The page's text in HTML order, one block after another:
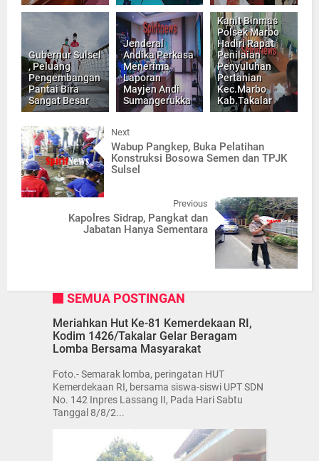
Gubernur Sulsel
, Peluang
Pengembangan
Pantai Bira
Sangat Besar
Jenderal
Andika Perkasa
Menerima
Laporan
Mayjen Andi
Sumangerukka
Kanit Binmas
Polsek Marbo
Hadiri Rapat
Penilaian
Penyuluhan
Pertanian
Kec.Marbo
Kab.Takalar
Next
Wabup Pangkep, Buka Pelatihan
Konstruksi Bosowa Semen dan TPJK
Sulsel
Previous
Kapolres Sidrap, Pangkat dan
Jabatan Hanya Sementara
SEMUA POSTINGAN
Meriahkan Hut Ke-81 Kemerdekaan RI,
Kodim 1426/Takalar Gelar Beragam
Lomba Bersama Masyarakat
Foto.- Semarak lomba, peringatan HUT
Kemerdekaan RI, bersama siswa-siswi UPT SDN
No. 142 Inpres Lassang II, Pada Hari Sabtu
Tanggal 8/8/2...